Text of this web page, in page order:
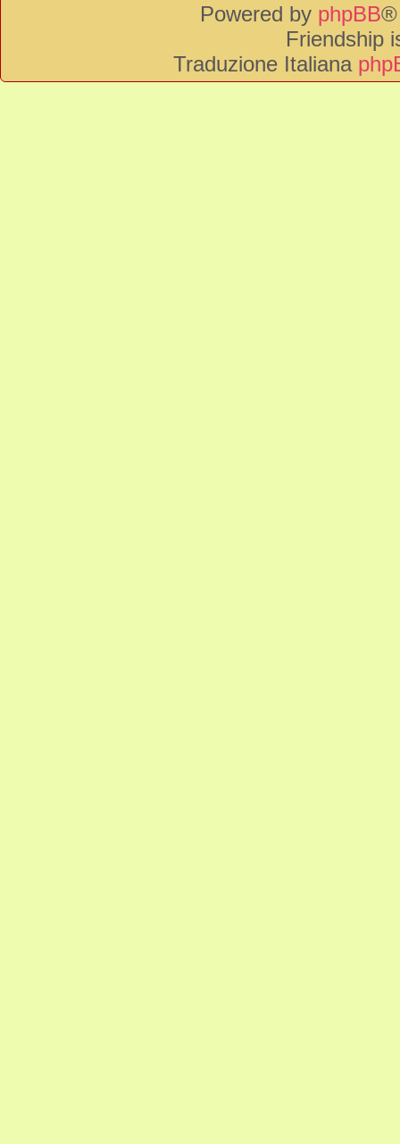
Powered by phpBB®
Friendship
Traduzione Italiana